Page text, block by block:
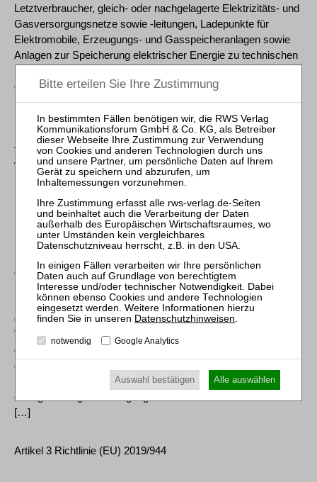
Letztverbraucher, gleich- oder nachgelagerte Elektrizitäts- und
Gasversorgungsnetze sowie -leitungen, Ladepunkte für
Elektromobile, Erzeugungs- und Gasspeicheranlagen sowie
Anlagen zur Speicherung elektrischer Energie zu technischen
die angemessen, diskriminierungsfrei, transparent und nicht
ungünstiger sind, als sie von den Betreibern der
Energieversorgungsnetze in vergleichbaren Fällen für
Leistungen innerhalb ihres Unternehmens oder gegenüber
verbundenen oder assoziierten Unternehmen angewendet
werden. […]
§ 31 EnWG Besondere Missbrauchsverfahren der
Regulierungsbehörde
durch das Verhalten eines Betreibers von
Energieversorgungsnetzen erheblich berührt werden, können
bei der Regulierungsbehörde einen Antrag auf Überprüfung
dieses Verhaltens stellen. Diese hat zu prüfen, inwieweit das
Verhalten des Betreibers von Energieversorgungsnetzen mit
den Vorgaben in den Bestimmungen der Abschnitte 2 und 3
oder der auf dieser Grundlage erlassenen
Rechtsverordnungen sowie den nach § 29 Abs. 1 festgelegten
oder genehmigten Bedingungen und Methoden übereinstimmt.
[…]
Artikel 3 Richtlinie (EU) 2019/944
Datenschutzhinweisen.
notwendig Google Analytics
Auswahl bestätigen Alle auswählen